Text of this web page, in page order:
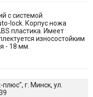
с системой
lock. Корпус ножа
пластика. Имеет
износостойким
- 18 мм.
г. Минск, ул.